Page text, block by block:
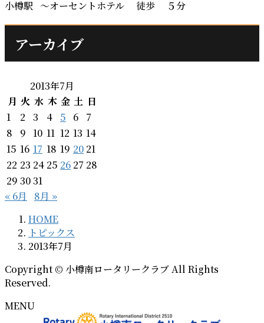
小樽駅 ～オーセントホテル 徒歩 ５分
アーカイブ
2013年7月
月 火 水 木 金 土 日
1
2 3 4 5 6
7
8
9 10 11 12 13 14
15 16 17 18 19 20 21
22 23 24 25 26 27 28
29 3031
« 6月
8月 »
HOME
トピックス
2013年7月
Copyright © 小樽南ロータリークラブ All Rights
Reserved.
MENU